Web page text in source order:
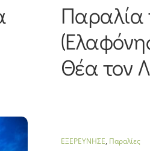
Παραλία
Θέα τον
ΕΞΕΡΕΥΝΗΣΕ, Παραλίες